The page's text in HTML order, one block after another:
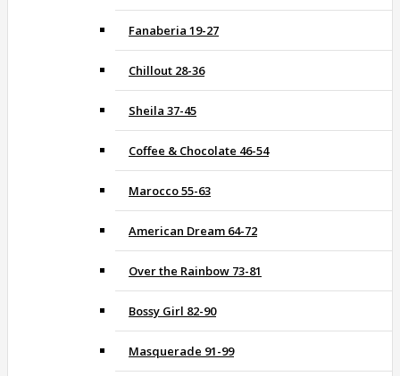
Fanaberia 19-27
Chillout 28-36
Sheila 37-45
Coffee & Chocolate 46-54
Marocco 55-63
American Dream 64-72
Over the Rainbow 73-81
Bossy Girl 82-90
Masquerade 91-99